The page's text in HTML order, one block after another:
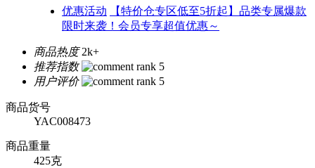
优惠活动
【特价仓专区低至5折起】品类专属爆款
限时来袭！会员专享超值优惠～
商品热度 2k+
推荐指数
用户评价
商品货号
YAC008473
商品重量
425克